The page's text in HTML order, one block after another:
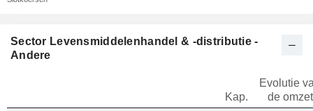
Sector Levensmiddelenhandel & -distributie -
Andere
Kap.
Evolutie
de omzet